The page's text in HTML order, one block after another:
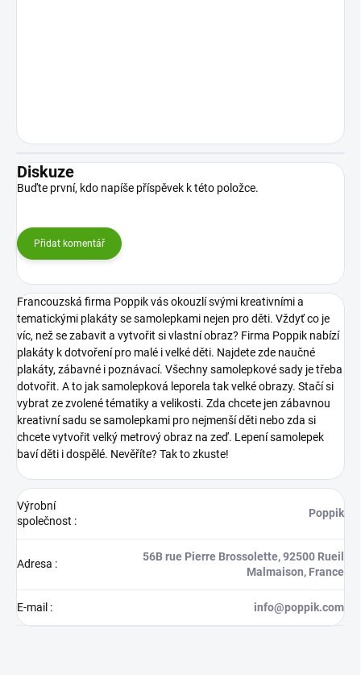
Diskuze
Buďte první, kdo napíše příspěvek k této položce.
Přidat komentář
Francouzská firma Poppik vás okouzlí svými kreativními a
tematickými plakáty se samolepkami nejen pro děti. Vždyť co je
víc, než se zabavit a vytvořit si vlastní obraz? Firma Poppik nabízí
plakáty k dotvoření pro malé i velké děti. Najdete zde naučné
plakáty, zábavné i poznávací. Všechny samolepkové sady je třeba
dotvořit. A to jak samolepková leporela tak velké obrazy. Stačí si
vybrat ze zvolené tématiky a velikosti. Zda chcete jen zábavnou
kreativní sadu se samolepkami pro nejmenší děti nebo zda si
chcete vytvořit velký metrový obraz na zeď. Lepení samolepek
baví děti i dospělé. Nevěříte? Tak to zkuste!
Výrobní
společnost :
Poppik
Adresa :
56B rue Pierre Brossolette, 92500 Rueil
Malmaison, France
E-mail : info@poppik.com